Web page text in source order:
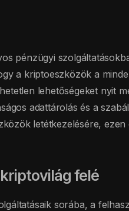
pénzügyi
a kriptoeszközök a
lehetőségeket nyit
adattárolás és a
letétkezelésére,
felé
sorába, a